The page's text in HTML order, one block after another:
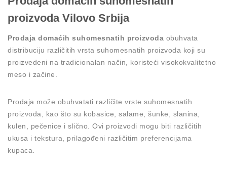
proizvoda Vilovo Srbija
Prodaja domaćih suhomesnatih proizvoda obuhvata
distribuciju različitih vrsta suhomesnatih proizvoda koji su
proizvedeni na tradicionalan način, koristeći visokokvalitetno
meso i začine.
Prodaja može obuhvatati različite vrste suhomesnatih
proizvoda, kao što su kobasice, salame, šunke, slanina,
kulen, pečenice i slično. Ovi proizvodi mogu biti različitih
ukusa i tekstura, prilagođeni različitim preferencijama
kupaca.